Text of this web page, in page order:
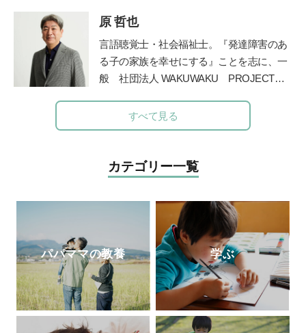
在、YouTube『陰山英男公式チャンネル』
で授業や講演を公開して注目を集めてい
る。
http://kageyamahideo.com/
外科。保育園の園医、小・中学校の校医も
務める。
原 哲也
言語聴覚士・社会福祉士。
『発達障害のあ
る子の家族を幸せにする』ことを志に、一
般
社団法人 WAKUWAKU PROJECT
ある子のプライベートレッスンやワークシ
ョップ、保育士や教諭を対象にした講座を
と家族が幸せになる方法』（学苑社）、
『発達障害の子の療育が全部わかる本』
すべて見る
カテゴリー一覧
パパママの教養 学ぶ